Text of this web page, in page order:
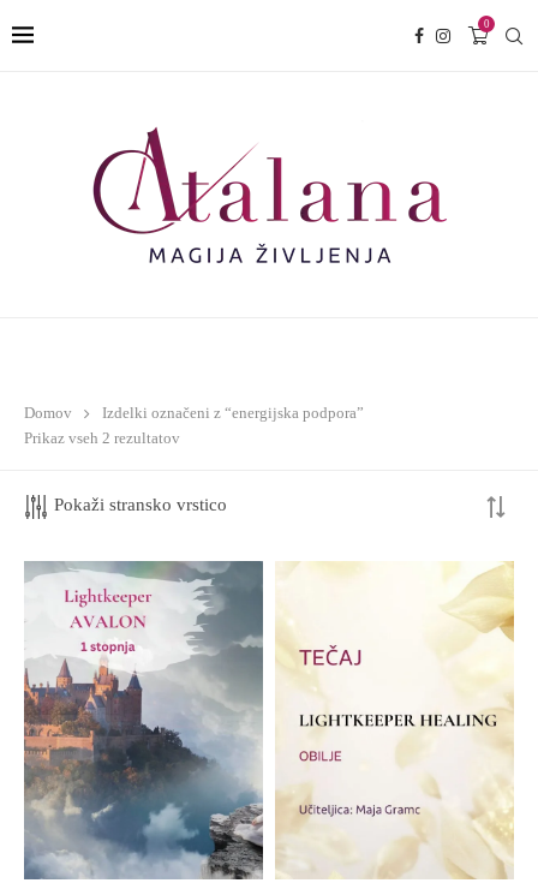
0
Domov
Izdelki označeni z “energijska podpora”
Prikaz vseh 2 rezultatov
Pokaži stransko vrstico